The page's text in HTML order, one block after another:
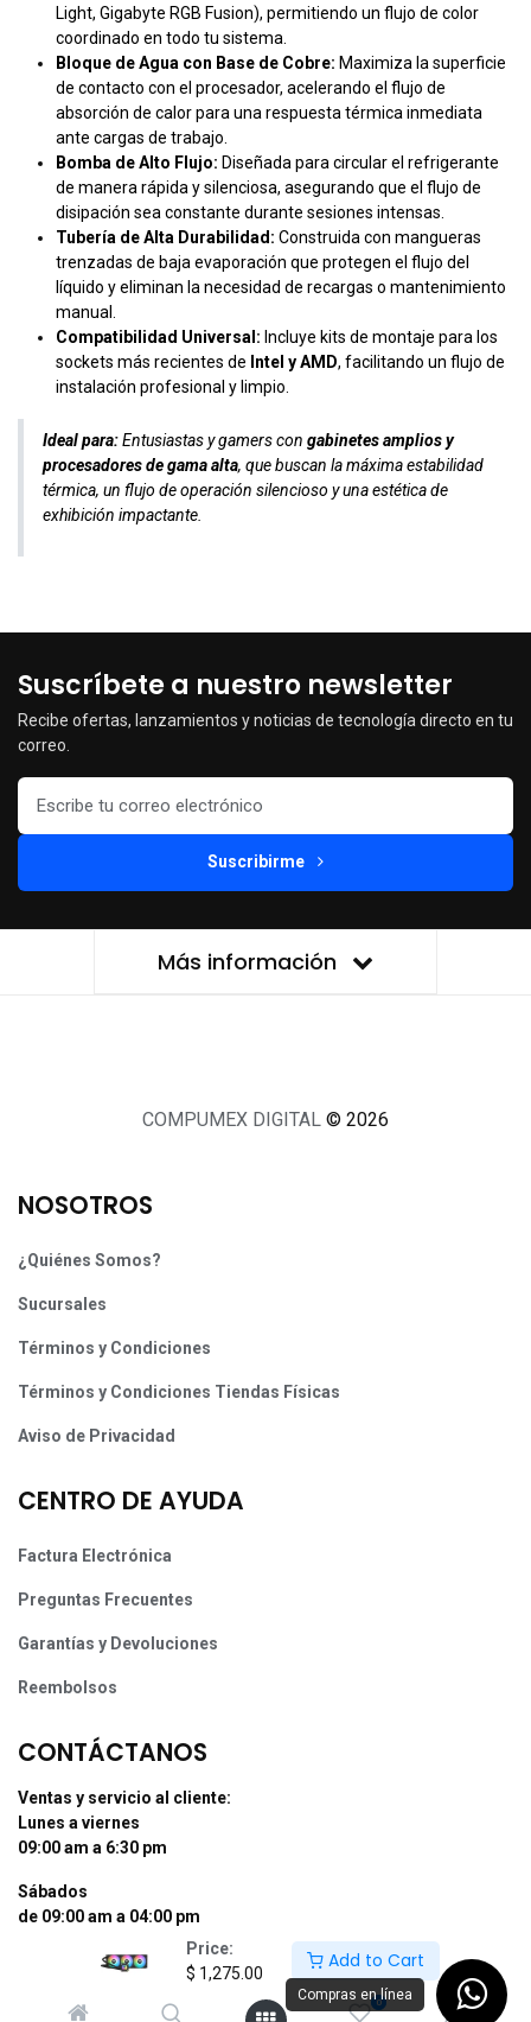
Price:
$ 1,275.00
Add to Cart
0
Light, Gigabyte RGB Fusion), permitiendo un flujo de color
coordinado en todo tu sistema.
Bloque de Agua con Base de Cobre: Maximiza la superficie
de contacto con el procesador, acelerando el flujo de
absorción de calor para una respuesta térmica inmediata
ante cargas de trabajo.
Bomba de Alto Flujo: Diseñada para circular el refrigerante
de manera rápida y silenciosa, asegurando que el flujo de
disipación sea constante durante sesiones intensas.
Tubería de Alta Durabilidad: Construida con mangueras
trenzadas de baja evaporación que protegen el flujo del
líquido y eliminan la necesidad de recargas o mantenimiento
manual.
Compatibilidad Universal: Incluye kits de montaje para los
sockets más recientes de Intel y AMD, facilitando un flujo de
instalación profesional y limpio.
Ideal para:Entusiastas y gamers con gabinetes amplios y
procesadores de gama alta, que buscan la máxima estabilidad
térmica, un flujo de operación silencioso y una estética de
exhibición impactante.
Suscríbete a nuestro newsletter
Recibe ofertas, lanzamientos y noticias de tecnología directo en tu
correo.
Suscribirme
Más información
COMPUMEX DIGITAL © 2026
NOSOTROS
¿Quiénes Somos?
Sucursales
Términos y Condiciones
Términos y Condiciones Tiendas Físicas
Aviso de Privacidad
CENTRO DE AYUDA
Factura Electrónica
Preguntas Frecuentes
Garantías y Devoluciones
Reembolsos
CONTÁCTANOS
Ventas y servicio al cliente:
Lunes a viernes
09:00 am a 6:30 pm
Sábados
de 09:00 am a 04:00 pm
Tel: (55) 50255181 Ext. 800 y 812
Whatsapp +52 56 10704437
Compras en línea